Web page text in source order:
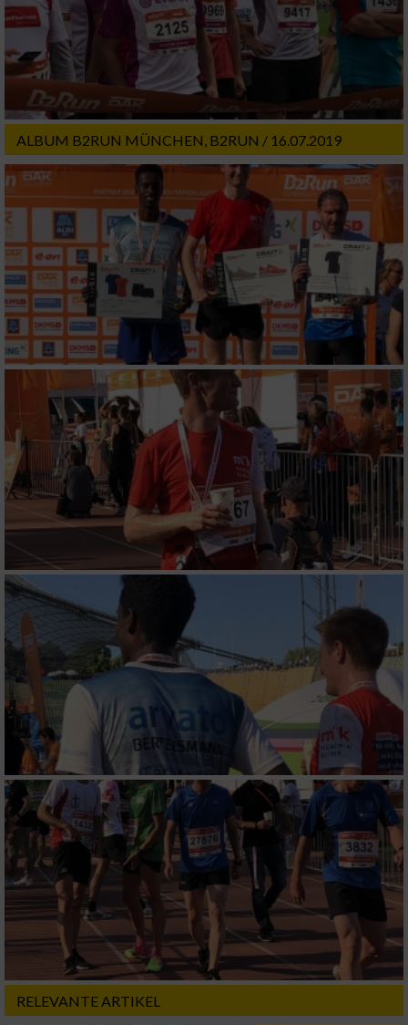
ALBUM B2RUN MÜNCHEN, B2RUN / 16.07.2019
RELEVANTE ARTIKEL
Werbung